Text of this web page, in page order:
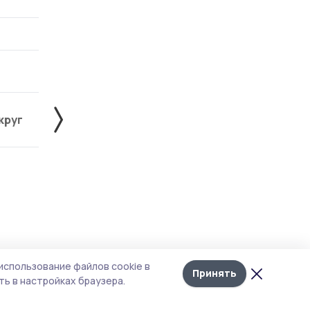
Лента
новостей
Знаменский округ
файлов cookie в
в настройках браузера.
Принять